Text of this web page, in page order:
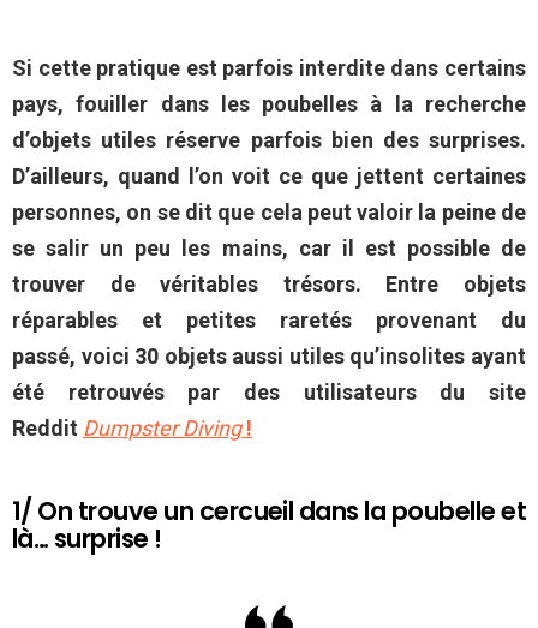
Si cette pratique est parfois interdite dans certains
pays, fouiller dans les poubelles à la recherche
d’objets utiles réserve parfois bien des surprises.
D’ailleurs, quand l’on voit ce que jettent certaines
personnes, on se dit que cela peut valoir la peine de
se salir un peu les mains, car il est possible de
trouver de véritables trésors. Entre objets
réparables et petites raretés provenant du
passé, voici 30 objets aussi utiles qu’insolites ayant
été retrouvés par des utilisateurs du site
Reddit Dumpster Diving!
1/ On trouve un cercueil dans la poubelle et
là… surprise !